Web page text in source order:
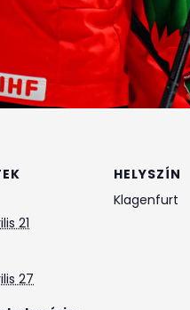
21
27
HELYSZÍN
Klagenfurt